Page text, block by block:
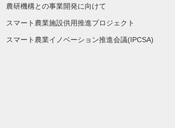
農研機構との事業開発に向けて
スマート農業施設供用推進プロジェクト
スマート農業イノベーション推進会議(IPCSA)